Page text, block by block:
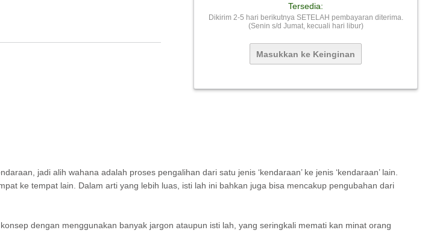
Tersedia:
Dikirim 2-5 hari berikutnya SETELAH pembayaran diterima.
(Senin s/d Jumat, kecuali hari libur)
jadi alih wahana adalah proses pengalihan dari satu jenis ‘kendaraan’ ke jenis ‘kendaraan’ lain.
ke tempat lain. Dalam arti yang lebih luas, isti lah ini bahkan juga bisa mencakup pengubahan dari
dengan menggunakan banyak jargon ataupun isti lah, yang seringkali memati kan minat orang